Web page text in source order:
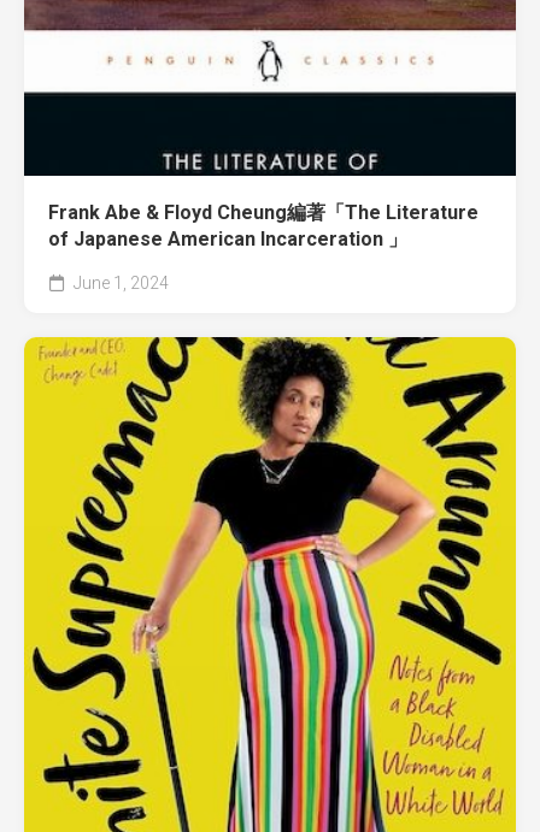
Frank Abe & Floyd Cheung編著「The Literature
of Japanese American Incarceration 」
June 1, 2024